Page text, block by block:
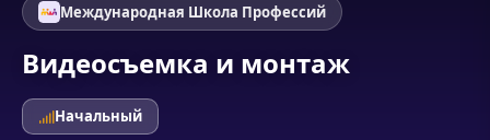
Международная Школа Профессий
Видеосъемка и монтаж
Начальный